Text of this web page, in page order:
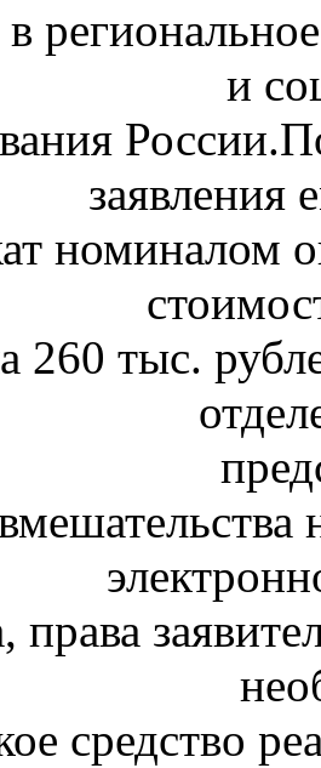
в
и
заявления
номиналом
260 тыс.
права
средство